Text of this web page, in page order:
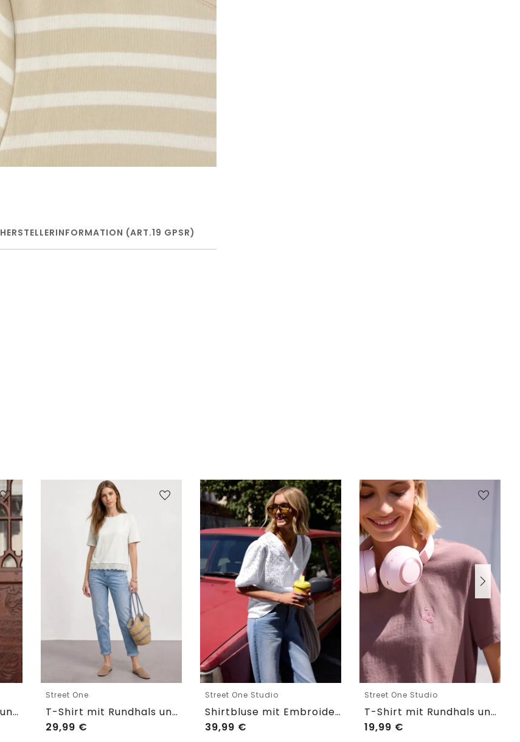
HERSTELLERINFORMATION (ART.19 GPSR)
T-Shirt mit Rundhals und Embroidery-Detail
Street One
T-Shirt mit Rundhals und Spitze
29,99 €
Street One Studio
Shirtbluse mit Embroidery-Front
39,99 €
Street One Studio
T-Shirt mit Rundhals und Embroidery-Detail
19,99 €